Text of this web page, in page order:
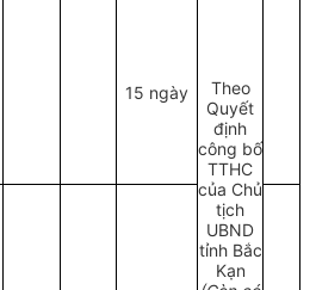
Theo
Quyết
định
công bố
TTHC
của Chủ
tịch
UBND
tỉnh Bắc
Kạn
15 ngày